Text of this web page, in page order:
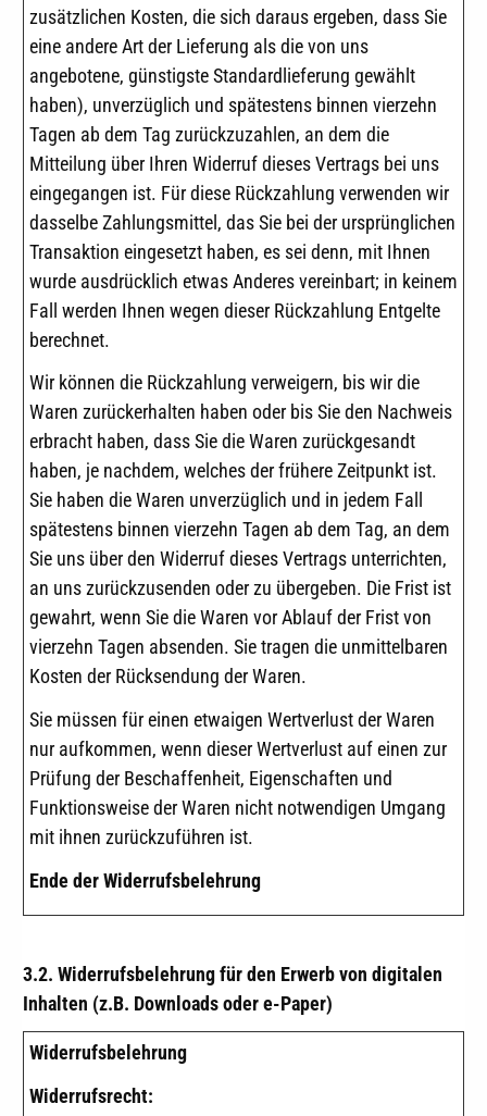
zusätzlichen Kosten, die sich daraus ergeben, dass Sie
eine andere Art der Lieferung als die von uns
angebotene, günstigste Standardlieferung gewählt
haben), unverzüglich und spätestens binnen vierzehn
Tagen ab dem Tag zurückzuzahlen, an dem die
Mitteilung über Ihren Widerruf dieses Vertrags bei uns
eingegangen ist. Für diese Rückzahlung verwenden wir
dasselbe Zahlungsmittel, das Sie bei der ursprünglichen
Transaktion eingesetzt haben, es sei denn, mit Ihnen
wurde ausdrücklich etwas Anderes vereinbart; in keinem
Fall werden Ihnen wegen dieser Rückzahlung Entgelte
berechnet.
Wir können die Rückzahlung verweigern, bis wir die
Waren zurückerhalten haben oder bis Sie den Nachweis
erbracht haben, dass Sie die Waren zurückgesandt
haben, je nachdem, welches der frühere Zeitpunkt ist.
Sie haben die Waren unverzüglich und in jedem Fall
spätestens binnen vierzehn Tagen ab dem Tag, an dem
Sie uns über den Widerruf dieses Vertrags unterrichten,
an uns zurückzusenden oder zu übergeben. Die Frist ist
gewahrt, wenn Sie die Waren vor Ablauf der Frist von
vierzehn Tagen absenden. Sie tragen die unmittelbaren
Kosten der Rücksendung der Waren.
Sie müssen für einen etwaigen Wertverlust der Waren
nur aufkommen, wenn dieser Wertverlust auf einen zur
Prüfung der Beschaffenheit, Eigenschaften und
Funktionsweise der Waren nicht notwendigen Umgang
mit ihnen zurückzuführen ist.
Ende der Widerrufsbelehrung
3.2. Widerrufsbelehrung für den Erwerb von digitalen
Inhalten (z.B. Downloads oder e-Paper)
Widerrufsbelehrung
Widerrufsrecht: